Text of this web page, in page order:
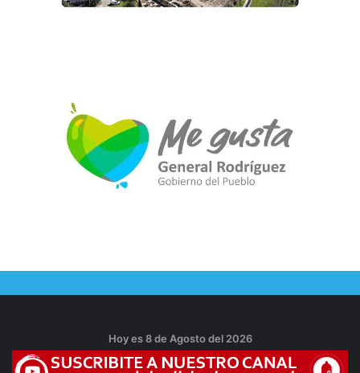
Hoy es 8 de Agosto del 2026